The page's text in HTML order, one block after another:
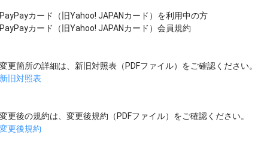
PayPayカード（旧Yahoo! JAPANカード）を利用中の方
PayPayカード（旧Yahoo! JAPANカード）会員規約
変更箇所の詳細は、新旧対照表（PDFファイル）をご確認ください。
新旧対照表
変更後の規約は、変更後規約（PDFファイル）をご確認ください。
変更後規約